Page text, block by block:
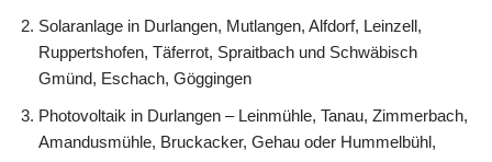
Solaranlage in Durlangen, Mutlangen, Alfdorf, Leinzell,
Ruppertshofen, Täferrot, Spraitbach und Schwäbisch
Gmünd, Eschach, Göggingen
Photovoltaik in Durlangen – Leinmühle, Tanau, Zimmerbach,
Amandusmühle, Bruckacker, Gehau oder Hummelbühl,